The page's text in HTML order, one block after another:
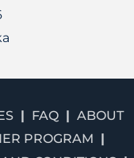
FAQ
ABOUT
PROGRAM